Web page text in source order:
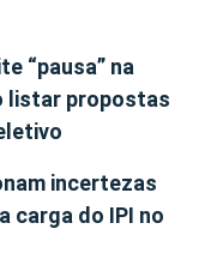
“pausa” na
listar propostas
incertezas
carga do IPI no